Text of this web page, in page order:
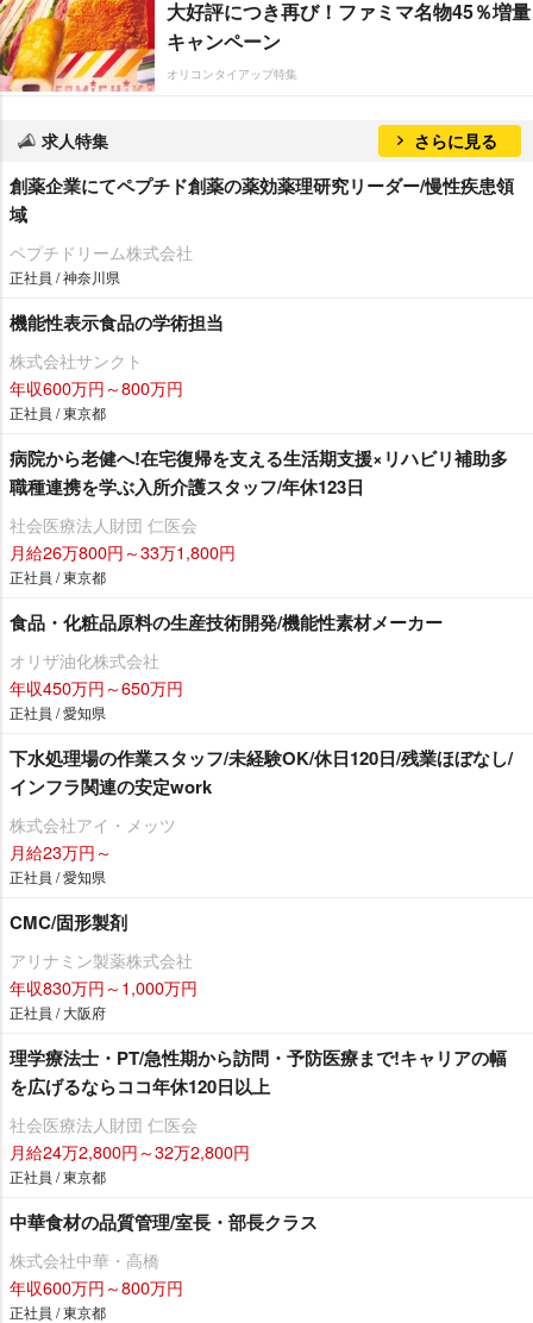
大好評につき再び！ファミマ名物45％増量
キャンペーン
オリコンタイアップ特集
求人特集 さらに見る
創薬企業にてペプチド創薬の薬効薬理研究リーダー/慢性疾患領
域
ペプチドリーム株式会社
正社員 / 神奈川県
機能性表示食品の学術担当
株式会社サンクト
年収600万円～800万円
正社員 / 東京都
病院から老健へ!在宅復帰を支える生活期支援×リハビリ補助多
職種連携を学ぶ入所介護スタッフ/年休123日
社会医療法人財団 仁医会
月給26万800円～33万1,800円
正社員 / 東京都
食品・化粧品原料の生産技術開発/機能性素材メーカー
オリザ油化株式会社
年収450万円～650万円
正社員 / 愛知県
下水処理場の作業スタッフ/未経験OK/休日120日/残業ほぼなし/
インフラ関連の安定work
株式会社アイ・メッツ
月給23万円～
正社員 / 愛知県
CMC/固形製剤
アリナミン製薬株式会社
年収830万円～1,000万円
正社員 / 大阪府
理学療法士・PT/急性期から訪問・予防医療まで!キャリアの幅
を広げるならココ年休120日以上
社会医療法人財団 仁医会
月給24万2,800円～32万2,800円
正社員 / 東京都
中華食材の品質管理/室長・部長クラス
株式会社中華・高橋
年収600万円～800万円
正社員 / 東京都